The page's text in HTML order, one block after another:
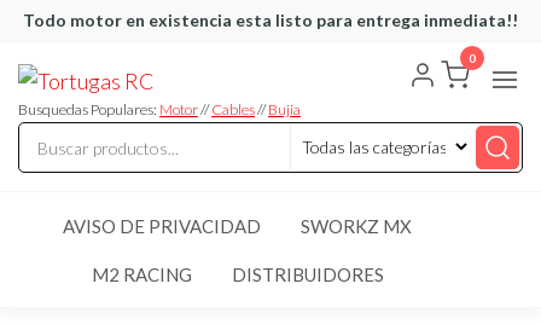
Saltar
contenido
Todo motor en existencia esta listo para entrega inmediata!!
RC
articulos
de RC
Busquedas Populares: Motor//Cables//Bujia
0
AVISO DE PRIVACIDAD SWORKZ MX
M2 RACING DISTRIBUIDORES